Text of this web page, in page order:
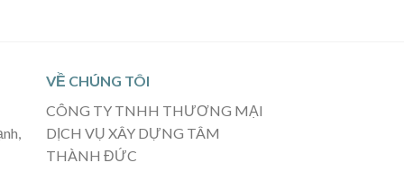
VỀ CHÚNG TÔI
CÔNG TY TNHH THƯƠNG MẠI
DỊCH VỤ XÂY DỰNG TÂM
THÀNH ĐỨC